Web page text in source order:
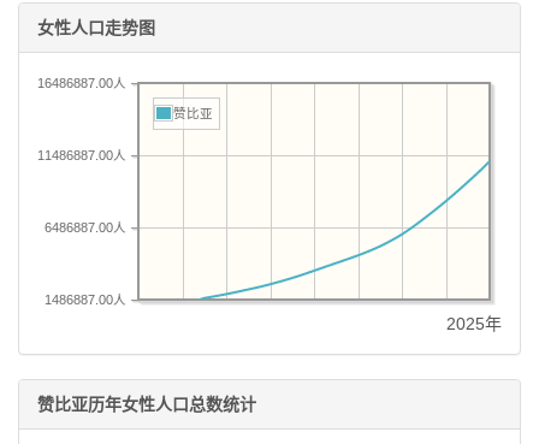
女性人口走势图
1486887.00人
6486887.00人
11486887.00人
16486887.00人
赞比亚
2025年
赞比亚历年女性人口总数统计